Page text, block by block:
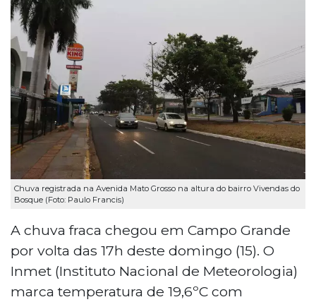
Chuva registrada na Avenida Mato Grosso na altura do bairro Vivendas do
Bosque (Foto: Paulo Francis)
A chuva fraca chegou em Campo Grande
por volta das 17h deste domingo (15). O
Inmet (Instituto Nacional de Meteorologia)
marca temperatura de 19,6ºC com